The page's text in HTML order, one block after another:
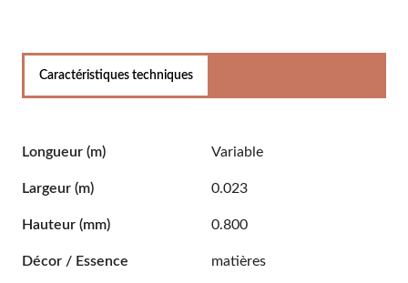
Caractéristiques techniques
Longueur (m) Variable
Largeur (m) 0.023
Hauteur (mm) 0.800
Décor / Essence matières